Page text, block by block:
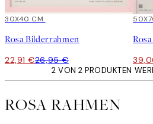
15%*
30X40 CM
Rosa Bilderrahmen
22,91 €26,95 €
15%*
2 VON 2 PRODUKTEN
ROSA RAHMEN